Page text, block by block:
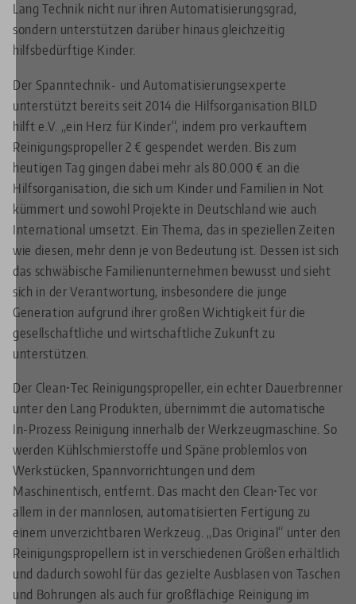
Lang Technik nicht nur ihren Automatisierungsgrad,
sondern unterstützen darüber hinaus gleichzeitig
hilfsbedürftige Kinder.
Der Spanntechnik- und Automatisierungsexperte
unterstützt bereits seit 2014 die Hilfsorganisation BILD
hilft e.V. „ein Herz für Kinder“, indem pro verkauftem
Reinigungspropeller 2 € gespendet werden. Bis zum
heutigen Tag gingen dabei mehr als 80.000 € an die
Hilfsorganisation, die sich um Kinder und Familien in Not
kümmert und sowohl Projekte in Deutschland wie auch
International umsetzt. Ein Thema, das in speziellen Zeiten
wie diesen, mehr denn je von Bedeutung ist. Dessen ist sich
das schwäbische Familienunternehmen bewusst und sieht
sich in der Verantwortung, insbesondere die junge
Generation aufgrund ihrer großen Wichtigkeit für die
gesellschaftliche und wirtschaftliche Zukunft zu
unterstützen.
Der Clean•Tec Reinigungspropeller, ein echter Dauerbrenner
unter den Lang Produkten, übernimmt die automatische
In-Prozess Reinigung innerhalb der Werkzeugmaschine. So
werden Kühlschmierstoffe und Späne problemlos von
Werkstücken, Spannvorrichtungen und dem
Maschinentisch, entfernt. Das macht den Clean•Tec vor
allem in der mannlosen, automatisierten Fertigung zu
einem unverzichtbaren Werkzeug. „Das Original“ unter den
Reinigungspropellern ist in verschiedenen Größen erhältlich
und dadurch sowohl für das gezielte Ausblasen von Taschen
und Bohrungen als auch für großflächige Reinigung im